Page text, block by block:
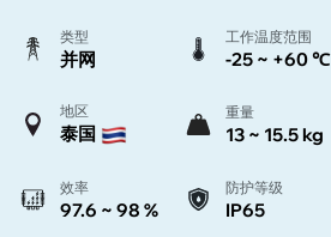
类型
并网
工作温度范围
-25 ~ +60 ℃
地区
泰国
重量
13 ~ 15.5 kg
效率
97.6 ~ 98 %
防护等级
IP65